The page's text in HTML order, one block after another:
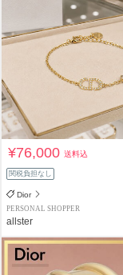
¥76,000送料込
関税負担なし
Dior
PERSONAL SHOPPER
allster